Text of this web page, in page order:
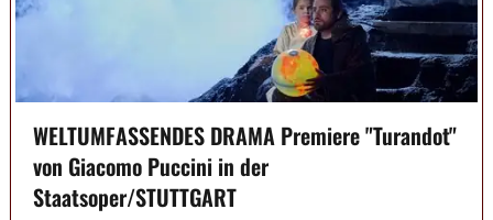
WELTUMFASSENDES DRAMA Premiere "Turandot"
von Giacomo Puccini in der
Staatsoper/STUTTGART